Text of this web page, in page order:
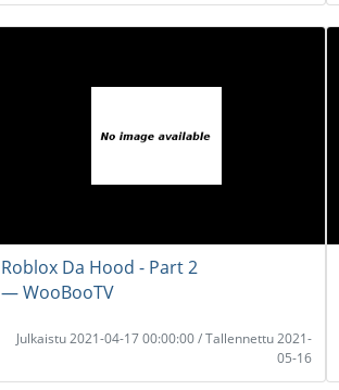
Roblox Da Hood - Part 2
― WooBooTV
Julkaistu 2021-04-17 00:00:00 / Tallennettu 2021-
05-16